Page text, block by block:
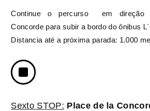
Continue o percurso em
Concordepara subir a bordo do ônibus
Distancia até a próxima parada: 1.000
Sexto STOP: Place de la